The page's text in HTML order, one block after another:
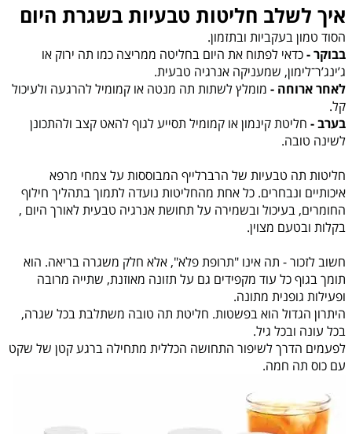
איך לשלב חליטות טבעיות בשגרת היום
הסוד טמון בעקביות ובתזמון.
בבוקר -כדאי לפתוח את היום בחליטה ממריצה כמו תה ירוק או
ג’ינג’ר־לימון, שמעניקה אנרגיה טבעית.
לאחר ארוחה - מומלץ לשתות תה מנטה או קמומיל להרגעה ולעיכול
קל.
בערב - חליטת קינמון או קמומיל תסייע לגוף להאט קצב ולהתכונן
לשינה טובה.
חליטות תה טבעיות של הרברלייף המבוססות על צמחי מרפא
איכותיים ונבחרים. כל אחת מהחליטות נועדה לתמוך בתהליך חילוף
החומרים, בעיכול ובשמירה על תחושת אנרגיה טבעית לאורך היום ,
בקלות ובטעם מצוין.
חשוב לזכור - תה אינו "תרופת פלא", אלא חלק משגרה בריאה. הוא
תומך בגוף כל עוד מקפידים גם על תזונה מאוזנת, שתייה מרובה
ופעילות גופנית מתונה.
היתרון הגדול הוא בפשטות. חליטת תה טובה משתלבת בכל שגרה,
בכל עונה ובכל גיל.
לפעמים הדרך לשיפור התחושה הכללית מתחילה ברגע קטן של שקט
עם כוס תה חמה.